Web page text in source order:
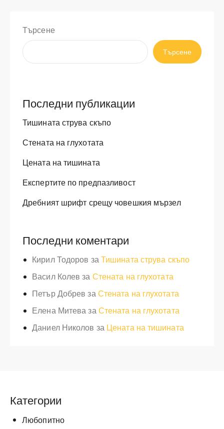
Търсене
Търсене
Последни публикации
Тишината струва скъпо
Стената на глухотата
Цената на тишината
Експертите по предпазливост
Дребният шрифт срещу човешкия мързел
Последни коментари
Кирил Тодоров за Тишината струва скъпо
Васил Колев за Стената на глухотата
Петър Добрев за Стената на глухотата
Елена Митева за Стената на глухотата
Даниел Николов за Цената на тишината
Категории
Любопитно